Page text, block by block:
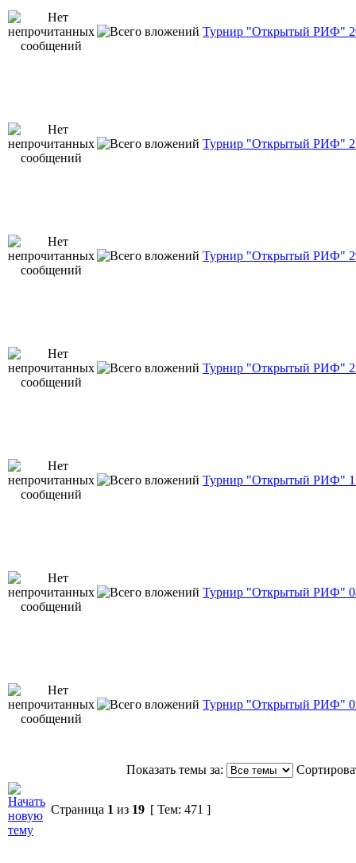
Турнир "Открытый РИФ"
Турнир "Открытый РИФ"
Турнир "Открытый РИФ"
Турнир "Открытый РИФ"
Турнир "Открытый РИФ"
Турнир "Открытый РИФ"
Турнир "Открытый РИФ"
Показать темы за:
Страница 1 из 19 [ Тем: 471 ]